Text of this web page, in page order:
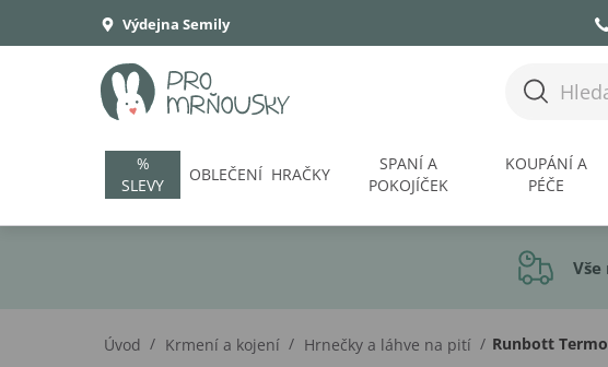
Výdejna Semily
%
SLEVY
OBLEČENÍ HRAČKY
SPANÍ A
POKOJÍČEK
KOUPÁNÍ A
PÉČE
Úvod / Krmení a kojení / Hrnečky a láhve na pití / Runbott